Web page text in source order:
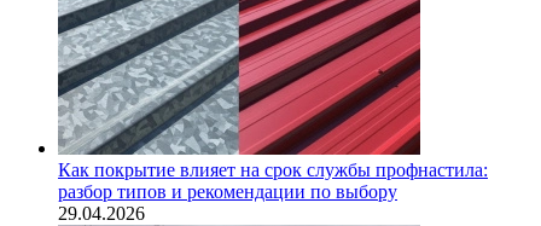
Как покрытие влияет на срок службы профнастила:
разбор типов и рекомендации по выбору
29.04.2026